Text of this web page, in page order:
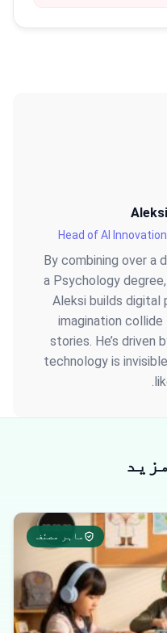
Head of AI
By combining over a
a Psychology
Aleksi builds digital
imagination
stories. He’s
technology is
ماہر مصنّف